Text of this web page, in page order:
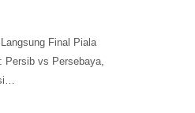
Final Piala
Persib vs Persebaya,